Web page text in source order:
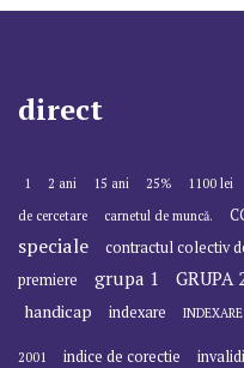
direct
1 2 ani 15 ani 25% 1100 lei
de cercetare
carnetul de muncă.
speciale
contractul colectiv
premiere
grupa 1 GRUPA
handicap indexare
2001 indice de corectie